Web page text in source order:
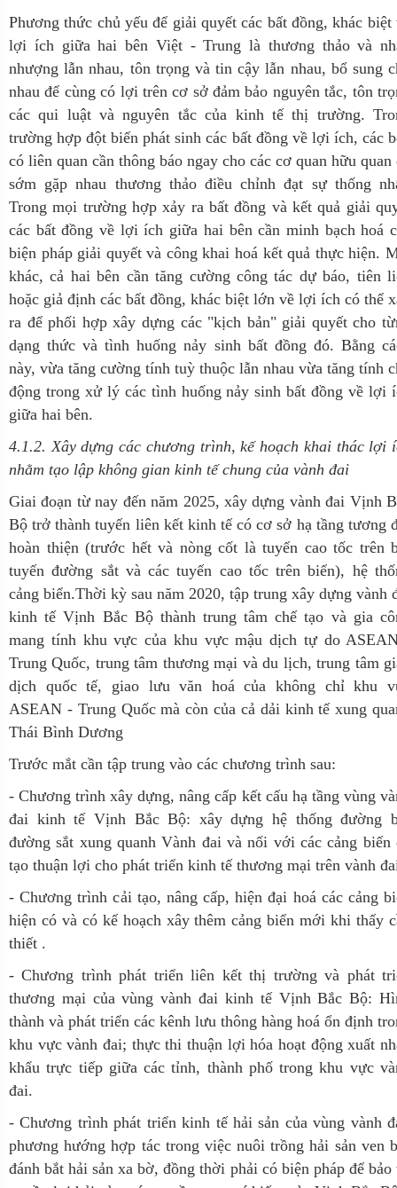
Phương thức chủ yếu để giải quyết các bất đồng, khác biệt
lợi ích giữa hai bên Việt - Trung là thương thảo và
nhượng lẫn nhau, tôn trọng và tin cậy lẫn nhau, bổ sung
nhau để cùng có lợi trên cơ sở đảm bảo nguyên tắc, tôn
các qui luật và nguyên tắc của kinh tế thị trường.
trường hợp đột biến phát sinh các bất đồng về lợi ích, các
có liên quan cần thông báo ngay cho các cơ quan hữu quan
sớm gặp nhau thương thảo điều chỉnh đạt sự thống
Trong mọi trường hợp xảy ra bất đồng và kết quả giải
các bất đồng về lợi ích giữa hai bên cần minh bạch hoá
biện pháp giải quyết và công khai hoá kết quả thực hiện.
khác, cả hai bên cần tăng cường công tác dự báo, tiên
hoặc giả định các bất đồng, khác biệt lớn về lợi ích có thể
ra để phối hợp xây dựng các "kịch bản" giải quyết cho
dạng thức và tình huống nảy sinh bất đồng đó. Bằng
này, vừa tăng cường tính tuỳ thuộc lẫn nhau vừa tăng tính
động trong xử lý các tình huống nảy sinh bất đồng về lợi
giữa hai bên.
4.1.2. Xây dựng các chương trình, kế hoạch khai thác lợi
nhằm tạo lập không gian kinh tế chung của vành đai
Giai đoạn từ nay đến năm 2025, xây dựng vành đai Vịnh
Bộ trở thành tuyến liên kết kinh tế có cơ sở hạ tầng tương
hoàn thiện (trước hết và nòng cốt là tuyến cao tốc trên
tuyến đường sắt và các tuyến cao tốc trên biển), hệ
cảng biển.Thời kỳ sau năm 2020, tập trung xây dựng vành
kinh tế Vịnh Bắc Bộ thành trung tâm chế tạo và gia
mang tính khu vực của khu vực mậu dịch tự do
Trung Quốc, trung tâm thương mại và du lịch, trung tâm
dịch quốc tế, giao lưu văn hoá của không chỉ khu
ASEAN - Trung Quốc mà còn của cả dải kinh tế xung
Thái Bình Dương
Trước mắt cần tập trung vào các chương trình sau:
- Chương trình xây dựng, nâng cấp kết cấu hạ tầng vùng
đai kinh tế Vịnh Bắc Bộ: xây dựng hệ thống đường
đường sắt xung quanh Vành đai và nối với các cảng biển
tạo thuận lợi cho phát triển kinh tế thương mại trên vành
- Chương trình cải tạo, nâng cấp, hiện đại hoá các cảng
hiện có và có kế hoạch xây thêm cảng biển mới khi thấy
thiết .
- Chương trình phát triển liên kết thị trường và phát
thương mại của vùng vành đai kinh tế Vịnh Bắc Bộ:
thành và phát triển các kênh lưu thông hàng hoá ổn định
khu vực vành đai; thực thi thuận lợi hóa hoạt động xuất
khẩu trực tiếp giữa các tỉnh, thành phố trong khu vực
đai.
- Chương trình phát triển kinh tế hải sản của vùng vành
phương hướng hợp tác trong việc nuôi trồng hải sản ven
đánh bắt hải sản xa bờ, đồng thời phải có biện pháp để bảo